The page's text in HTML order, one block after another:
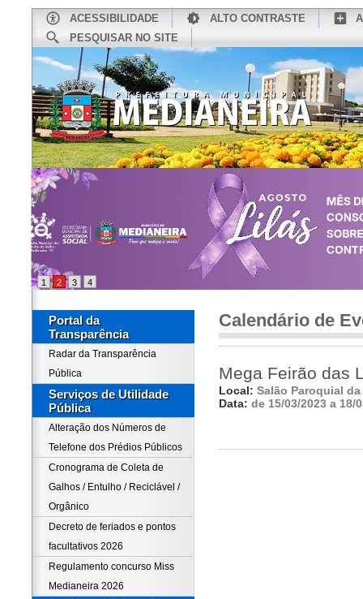
ACESSIBILIDADE ALTO CONTRASTE
PESQUISAR NO SITE
CONHEÇA MEDIANEIRA
1 2 3 4
Portal da
Transparência
Radar da Transparência
Pública
Serviços de Utilidade
Pública
Alteração dos Números de
Telefone dos Prédios Públicos
Cronograma de Coleta de
Galhos / Entulho / Reciclável /
Orgânico
Decreto de feriados e pontos
facultativos 2026
Regulamento concurso Miss
Medianeira 2026
Calendário de
Mega Feirão das
Local: Salão Paroquial
Data: de 15/03/2023 a 18/